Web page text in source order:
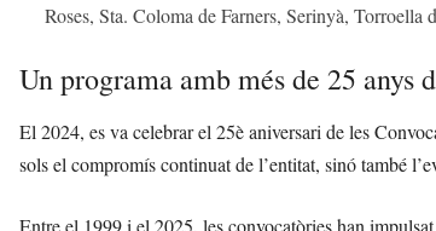
Roses, Sta. Coloma de Farners, Serinyà,
Un programa amb més de 25 anys
El 2024, es va celebrar el 25è aniversari de les
sols el compromís continuat de l’entitat, sinó també
Entre el 1999 i el 2025, les convocatòries han